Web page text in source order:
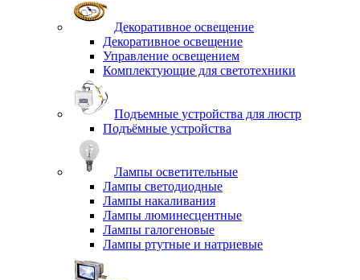
Декоративное освещение
Декоративное освещение
Управление освещением
Комплектующие для светотехники
Подъемные устройства для люстр
Подъёмные устройства
Лампы осветительные
Лампы светодиодные
Лампы накаливания
Лампы люминесцентные
Лампы галогеновые
Лампы ртутные и натриевые